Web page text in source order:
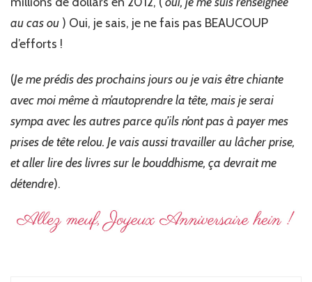
au cas ou ) Oui, je sais, je ne fais pas BEAUCOUP
d’efforts !
(Je me prédis des prochains jours ou je vais être chiante
avec moi même à m’autoprendre la tête, mais je serai
sympa avec les autres parce qu’ils n’ont pas à payer mes
prises de tête relou. Je vais aussi travailler au lâcher prise,
et aller lire des livres sur le bouddhisme, ça devrait me
détendre).